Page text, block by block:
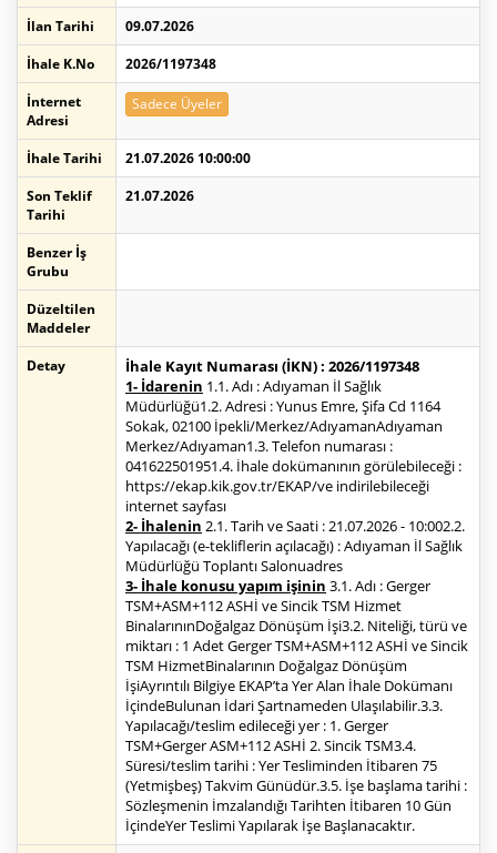
İlan Tarihi
09.07.2026
İhale K.No
2026/1197348
İnternet
Adresi
Sadece Üyeler
İhale Tarihi
21.07.2026 10:00:00
Son Teklif
Tarihi
21.07.2026
Benzer İş
Grubu
Düzeltilen
Maddeler
Detay
İhale Kayıt Numarası (İKN) : 2026/1197348
1- İdarenin 1.1. Adı : Adıyaman İl Sağlık
Müdürlüğü1.2. Adresi : Yunus Emre, Şifa Cd 1164
Sokak, 02100 İpekli/Merkez/AdıyamanAdıyaman
Merkez/Adıyaman1.3. Telefon numarası :
041622501951.4. İhale dokümanının görülebileceği :
https://ekap.kik.gov.tr/EKAP/ve indirilebileceği
internet sayfası
2- İhalenin 2.1. Tarih ve Saati : 21.07.2026 - 10:002.2.
Yapılacağı (e-tekliflerin açılacağı) : Adıyaman İl Sağlık
Müdürlüğü Toplantı Salonuadres
3- İhale konusu yapım işinin 3.1. Adı : Gerger
TSM+ASM+112 ASHİ ve Sincik TSM Hizmet
BinalarınınDoğalgaz Dönüşüm İşi3.2. Niteliği, türü ve
miktarı : 1 Adet Gerger TSM+ASM+112 ASHİ ve Sincik
TSM HizmetBinalarının Doğalgaz Dönüşüm
İşiAyrıntılı Bilgiye EKAP’ta Yer Alan İhale Dokümanı
İçindeBulunan İdari Şartnameden Ulaşılabilir.3.3.
Yapılacağı/teslim edileceği yer : 1. Gerger
TSM+Gerger ASM+112 ASHİ 2. Sincik TSM3.4.
Süresi/teslim tarihi : Yer Tesliminden İtibaren 75
(Yetmişbeş) Takvim Günüdür.3.5. İşe başlama tarihi :
Sözleşmenin İmzalandığı Tarihten İtibaren 10 Gün
İçindeYer Teslimi Yapılarak İşe Başlanacaktır.